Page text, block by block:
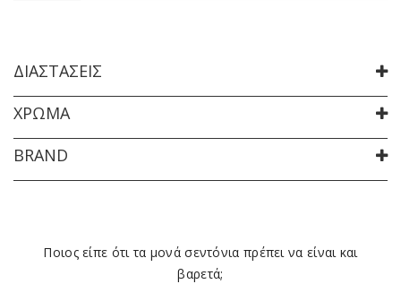
ΔΙΑΣΤΆΣΕΙΣ
ΧΡΏΜΑ
BRAND
Ποιος είπε ότι τα μονά σεντόνια πρέπει να είναι και
βαρετά;